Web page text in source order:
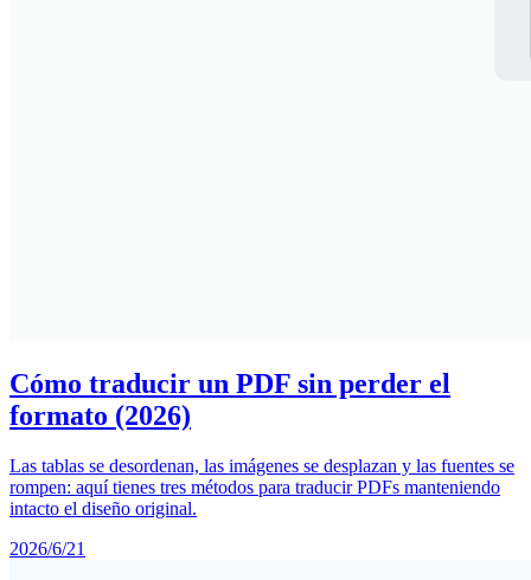
Cómo traducir un PDF sin perder el
formato (2026)
Las tablas se desordenan, las imágenes se desplazan y las fuentes se
rompen: aquí tienes tres métodos para traducir PDFs manteniendo
intacto el diseño original.
2026/6/21